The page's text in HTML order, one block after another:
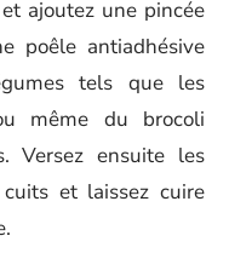
ajoutez une pincée
poêle antiadhésive
tels que les
même du brocoli
Versez ensuite les
et laissez cuire